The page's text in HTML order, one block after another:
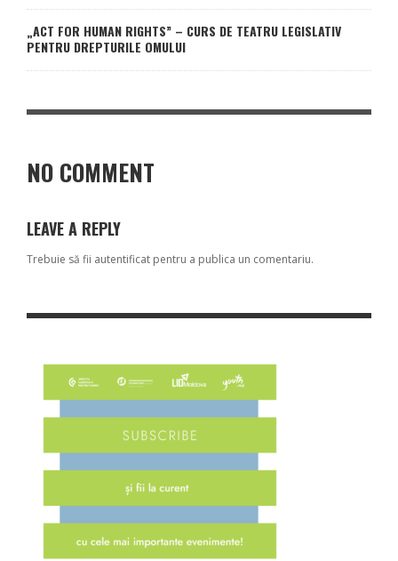
„ACT FOR HUMAN RIGHTS” – CURS DE TEATRU LEGISLATIV
PENTRU DREPTURILE OMULUI
NO COMMENT
LEAVE A REPLY
Trebuie să fii autentificat pentru a publica un comentariu.